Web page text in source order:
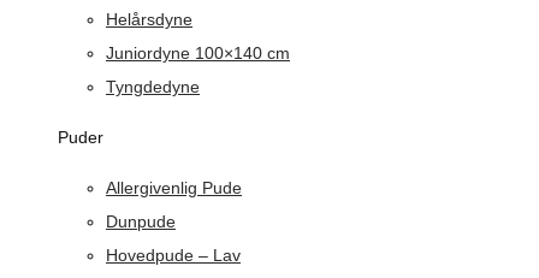
Helårsdyne
Juniordyne 100×140 cm
Tyngdedyne
Puder
Allergivenlig Pude
Dunpude
Hovedpude – Lav